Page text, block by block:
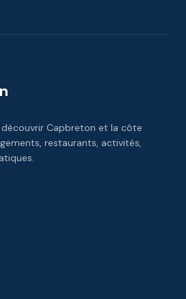
Capbreton et la côte
restaurants, activités,